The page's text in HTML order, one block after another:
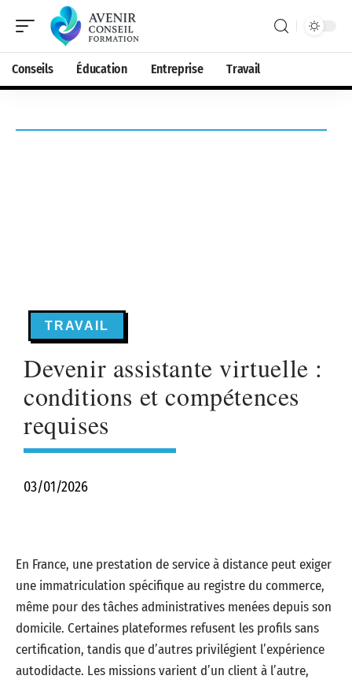
Conseils Éducation Entreprise Travail
TRAVAIL
Devenir assistante virtuelle :
conditions et compétences
requises
03/01/2026
En France, une prestation de service à distance peut exiger
une immatriculation spécifique au registre du commerce,
même pour des tâches administratives menées depuis son
domicile. Certaines plateformes refusent les profils sans
certification, tandis que d’autres privilégient l’expérience
autodidacte. Les missions varient d’un client à l’autre,